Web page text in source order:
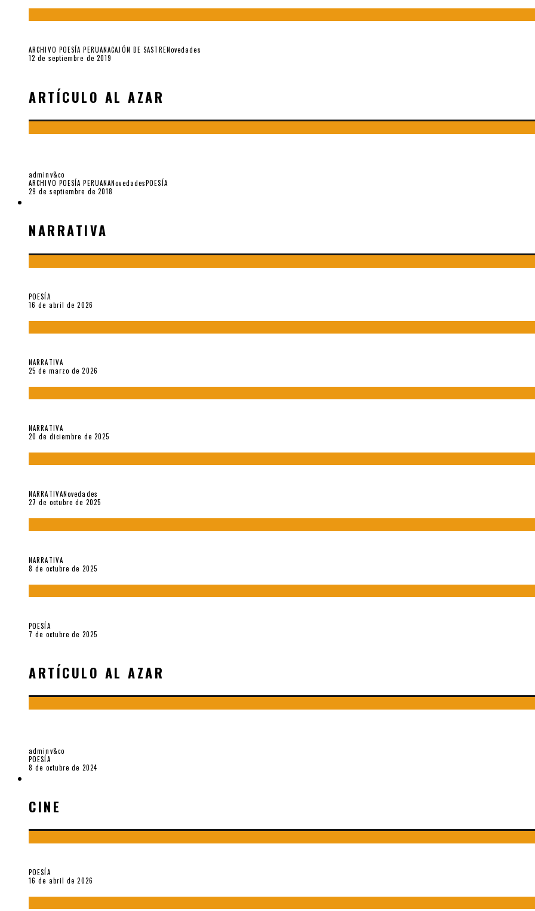
ARCHIVO POESÍA PERUANACAJÓN DE SASTRENovedades
12 de septiembre de 2019
ARTÍCULO AL AZAR
adminv&co
ARCHIVO POESÍA PERUANANovedadesPOESÍA
29 de septiembre de 2018
NARRATIVA
POESÍA
16 de abril de 2026
NARRATIVA
25 de marzo de 2026
NARRATIVA
20 de diciembre de 2025
NARRATIVANovedades
27 de octubre de 2025
NARRATIVA
8 de octubre de 2025
POESÍA
7 de octubre de 2025
ARTÍCULO AL AZAR
adminv&co
POESÍA
8 de octubre de 2024
CINE
POESÍA
16 de abril de 2026